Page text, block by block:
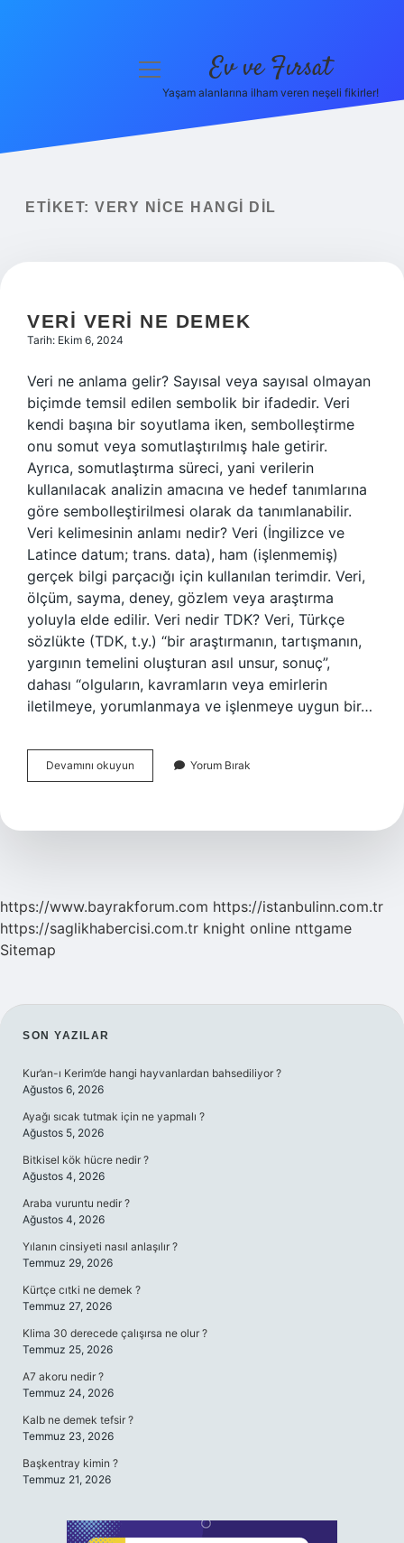
Yasal Uyarı
menüyü
Ev ve Fırsat
Yaşam alanlarına ilham veren neşeli fikirler!
ETIKET: VERY NICE HANGI DIL
VERI VERI NE DEMEK
Tarih: Ekim 6, 2024
Veri ne anlama gelir? Sayısal veya sayısal olmayan
biçimde temsil edilen sembolik bir ifadedir. Veri
kendi başına bir soyutlama iken, sembolleştirme
onu somut veya somutlaştırılmış hale getirir.
Ayrıca, somutlaştırma süreci, yani verilerin
kullanılacak analizin amacına ve hedef tanımlarına
göre sembolleştirilmesi olarak da tanımlanabilir.
Veri kelimesinin anlamı nedir? Veri (İngilizce ve
Latince datum; trans. data), ham (işlenmemiş)
gerçek bilgi parçacığı için kullanılan terimdir. Veri,
ölçüm, sayma, deney, gözlem veya araştırma
yoluyla elde edilir. Veri nedir TDK? Veri, Türkçe
sözlükte (TDK, t.y.) “bir araştırmanın, tartışmanın,
yargının temelini oluşturan asıl unsur, sonuç”,
dahası “olguların, kavramların veya emirlerin
iletilmeye, yorumlanmaya ve işlenmeye uygun bir…
Devamını okuyun
Veri
Yorum Bırak
https://www.bayrakforum.com https://istanbulinn.com.tr
https://saglikhabercisi.com.tr knight online nttgame
Sitemap
SIDEBAR
SON YAZILAR
Kur’an-ı Kerim’de hangi hayvanlardan bahsediliyor ?
Ağustos 6, 2026
Ayağı sıcak tutmak için ne yapmalı ?
Ağustos 5, 2026
Bitkisel kök hücre nedir ?
Ağustos 4, 2026
Araba vuruntu nedir ?
Ağustos 4, 2026
Yılanın cinsiyeti nasıl anlaşılır ?
Temmuz 29, 2026
Kürtçe cıtki ne demek ?
Temmuz 27, 2026
Klima 30 derecede çalışırsa ne olur ?
Temmuz 25, 2026
A7 akoru nedir ?
Temmuz 24, 2026
Kalb ne demek tefsir ?
Temmuz 23, 2026
Başkentray kimin ?
Temmuz 21, 2026